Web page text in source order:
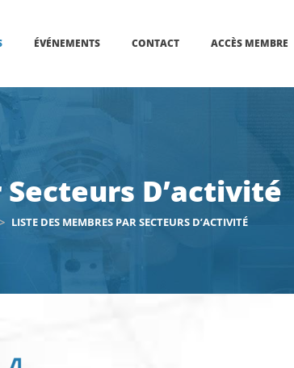
ÉVÉNEMENTS CONTACT ACCÈS MEMBRE
D’activité
> LISTE DES MEMBRES PAR SECTEURS D’ACTIVITÉ